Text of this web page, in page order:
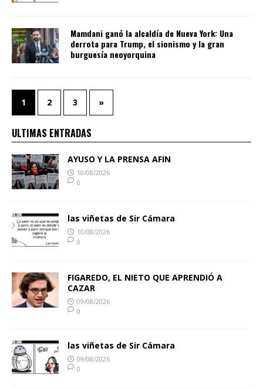
Mamdani ganó la alcaldía de Nueva York: Una
derrota para Trump, el sionismo y la gran
burguesía neoyorquina
1 2 3 »
ULTIMAS ENTRADAS
AYUSO Y LA PRENSA AFIN
10/08/2026
0
las viñetas de Sir Cámara
10/08/2026
0
FIGAREDO, EL NIETO QUE APRENDIÓ A
CAZAR
09/08/2026
0
las viñetas de Sir Cámara
09/08/2026
0